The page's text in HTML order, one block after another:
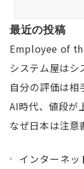
最近の投稿
Employee of
システム屋はシ
自分の評価は相
AI時代、値段が
なぜ日本は注意
インターネッ